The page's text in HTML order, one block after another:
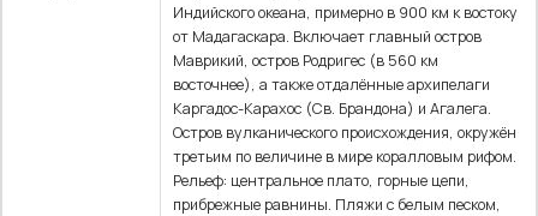
Индийского океана, примерно в 900 км к востоку
от Мадагаскара. Включает главный остров
Маврикий, остров Родригес (в 560 км
восточнее), а также отдалённые архипелаги
Каргадос-Карахос (Св. Брандона) и Агалега.
Остров вулканического происхождения, окружён
третьим по величине в мире коралловым рифом.
Рельеф: центральное плато, горные цепи,
прибрежные равнины. Пляжи с белым песком,